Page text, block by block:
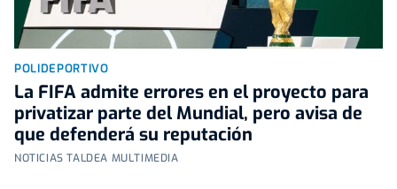
POLIDEPORTIVO
La FIFA admite errores en el proyecto para
privatizar parte del Mundial, pero avisa de
que defenderá su reputación
NOTICIAS TALDEA MULTIMEDIA